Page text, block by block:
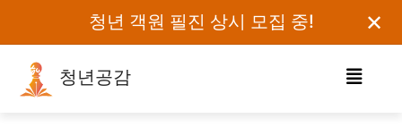
청년 객원 필진 상시 모집 중! ✕
청년공감